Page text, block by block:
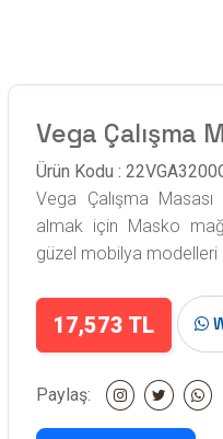
Vega Çalışma
Ürün Kodu :
Vega Çalışma
almak için Masko
güzel mobilya
17,573 TL
Paylaş: